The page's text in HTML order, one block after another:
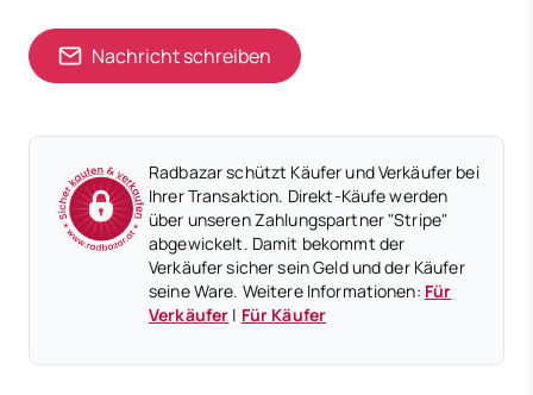
Nachricht schreiben
Radbazar schützt Käufer und Verkäufer bei
Ihrer Transaktion. Direkt-Käufe werden
über unseren Zahlungspartner "Stripe"
abgewickelt. Damit bekommt der
Verkäufer sicher sein Geld und der Käufer
seine Ware. Weitere Informationen: Für
Verkäufer | Für Käufer